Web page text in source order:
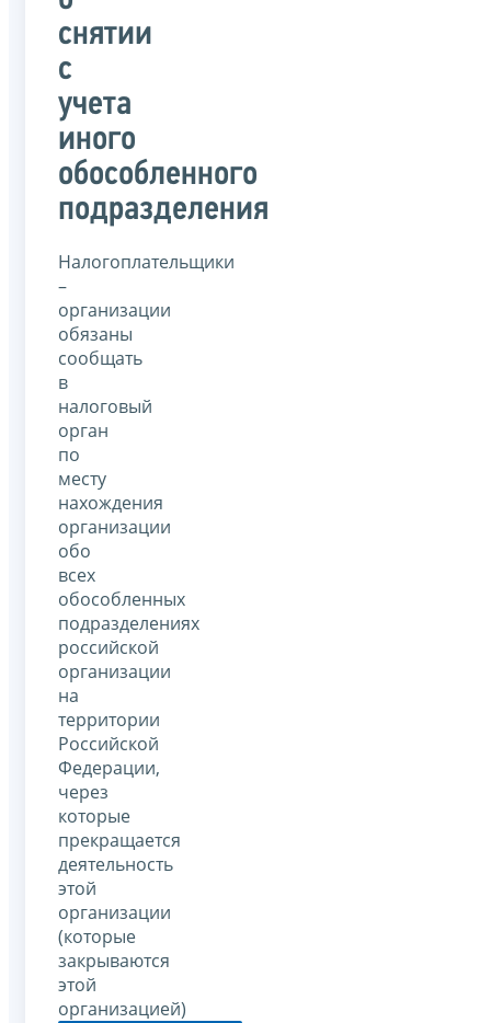
снятии
с
учета
иного
обособленного
подразделения
Налогоплательщики
–
организации
обязаны
сообщать
в
налоговый
орган
по
месту
нахождения
организации
обо
всех
обособленных
подразделениях
российской
организации
на
территории
Российской
Федерации,
через
которые
прекращается
деятельность
этой
организации
(которые
закрываются
этой
организацией)